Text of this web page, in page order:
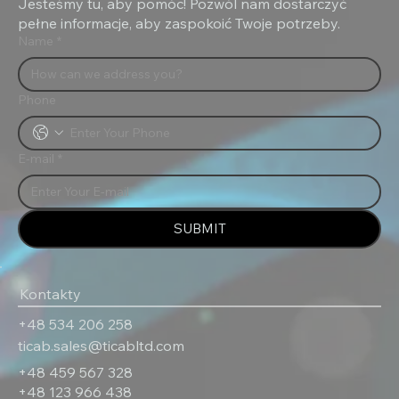
Kontakty
‎+48 534 206 258
ticab.sales@ticabltd.com
+48 459 567 328
+‎48 123 966 438
pełne informacje, aby zaspokoić Twoje potrzeby.
SUBMIT